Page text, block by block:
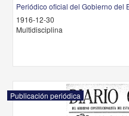
Periódico oficial del Gobierno del
1916-12-30
Multidisciplina
Publicación periódica